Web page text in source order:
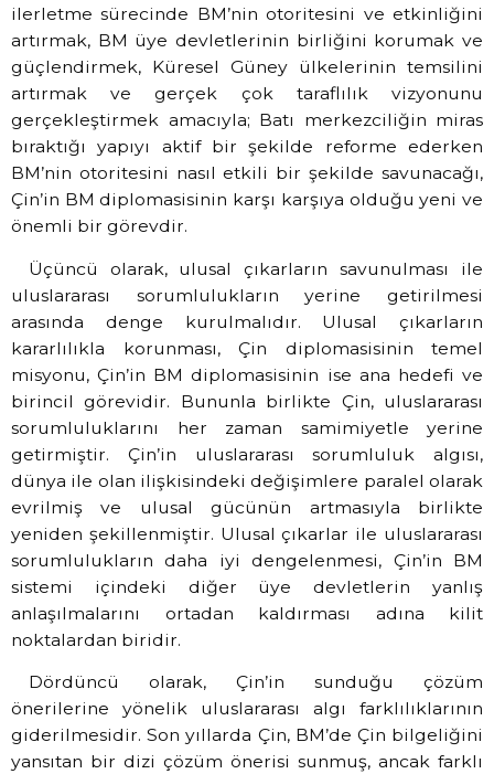
ilerletme sürecinde BM’nin otoritesini ve etkinliğini
artırmak, BM üye devletlerinin birliğini korumak ve
güçlendirmek, Küresel Güney ülkelerinin temsilini
artırmak ve gerçek çok taraflılık vizyonunu
gerçekleştirmek amacıyla; Batı merkezciliğin miras
bıraktığı yapıyı aktif bir şekilde reforme ederken
BM’nin otoritesini nasıl etkili bir şekilde savunacağı,
Çin’in BM diplomasisinin karşı karşıya olduğu yeni ve
önemli bir görevdir.
Üçüncü olarak, ulusal çıkarların savunulması ile
uluslararası sorumlulukların yerine getirilmesi
arasında denge kurulmalıdır. Ulusal çıkarların
kararlılıkla korunması, Çin diplomasisinin temel
misyonu, Çin’in BM diplomasisinin ise ana hedefi ve
birincil görevidir. Bununla birlikte Çin, uluslararası
sorumluluklarını her zaman samimiyetle yerine
getirmiştir. Çin’in uluslararası sorumluluk algısı,
dünya ile olan ilişkisindeki değişimlere paralel olarak
evrilmiş ve ulusal gücünün artmasıyla birlikte
yeniden şekillenmiştir. Ulusal çıkarlar ile uluslararası
sorumlulukların daha iyi dengelenmesi, Çin’in BM
sistemi içindeki diğer üye devletlerin yanlış
anlaşılmalarını ortadan kaldırması adına kilit
noktalardan biridir.
Dördüncü olarak, Çin’in sunduğu çözüm
önerilerine yönelik uluslararası algı farklılıklarının
giderilmesidir. Son yıllarda Çin, BM’de Çin bilgeliğini
yansıtan bir dizi çözüm önerisi sunmuş, ancak farklı